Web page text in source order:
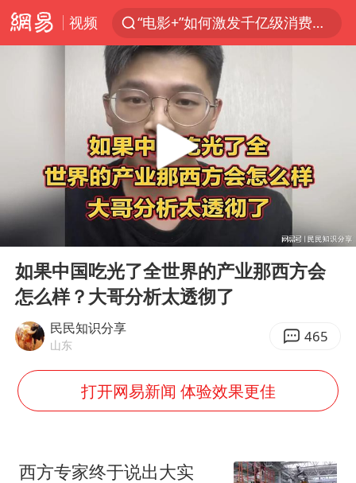
视频
“电影+”如何激发千亿级消费新活力？
“秋天的第一杯奶茶”6岁了
四川宜宾高县4.9级地震致1死
中巨芯：上半年归母净利润1405.77万元
38岁演员求职万岁山NPC成功
胜宏科技：股票交易异常波动
国乒男单横滨冠军赛全军覆没
美股存储板块集体大跌
日本试射“战斧”导弹，国防部回应
Play
05:14
如果中国吃光了全世界的产业那西方会
怎么样？大哥分析太透彻了
民民知识分享
山东 465
打开网易新闻 体验效果更佳
西方专家终于说出大实